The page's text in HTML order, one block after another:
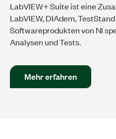
LabVIEW+ Suite ist eine
LabVIEW, DIAdem,
Softwareprodukten von NI
Analysen und Tests.
Mehr erfahren